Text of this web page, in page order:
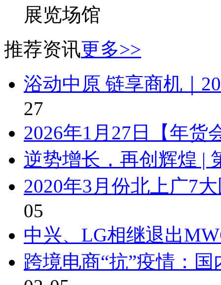
展览场馆
推荐资讯更多>>
浴动中原 链享商机｜
27
2026年1月27日【年货
逆势增长，再创辉煌 |
2020年3月份北上广7
05
中兴、LG相继退出
跨境电商“抗”疫情：